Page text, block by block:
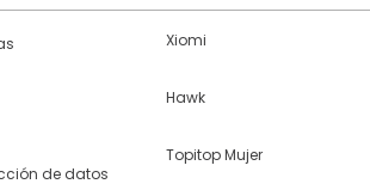
de datos
Xiomi
Hawk
Topitop Mujer